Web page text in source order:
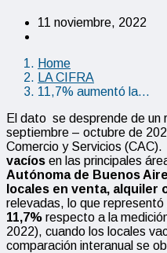
11 noviembre, 2022
Home
LA CIFRA
11,7% aumentó la…
El dato se desprende de un
septiembre – octubre de
Comercio y Servicios (CAC).
vacíos en las principales
Autónoma de Buenos
locales en venta, alquiler
relevadas, lo que representó
11,7% respecto a la
2022), cuando los locales
comparación interanual se